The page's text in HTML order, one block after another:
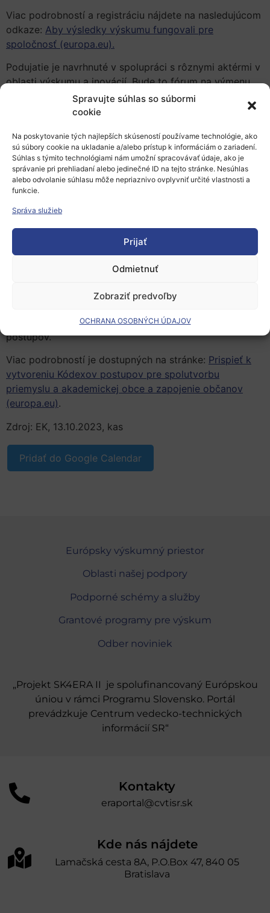
Spravujte súhlas so súbormi
cookie
Na poskytovanie tých najlepších skúseností používame technológie, ako
sú súbory cookie na ukladanie a/alebo prístup k informáciám o zariadení.
Súhlas s týmito technológiami nám umožní spracovávať údaje, ako je
správanie pri prehliadaní alebo jedinečné ID na tejto stránke. Nesúhlas
alebo odvolanie súhlasu môže nepriaznivo ovplyvniť určité vlastnosti a
funkcie.
Správa služieb
Prijať
Odmietnuť
Zobraziť predvoľby
OCHRANA OSOBNÝCH ÚDAJOV
Viac podrobností a registráciu nájdete na nasledujúcom
odkaze: Aby výsledky výskumu fungovali pre
spoločnosť (europa.eu).
Podujatie je navrhnuté v spolupráci s rôznymi aktérmi v
oblasti výskumu a inovácií. Bude to fórum na výmenu
nápadov, postupov a praktických postrehov o
faktoroch úspechu a výzvach týkajúcich sa valorizácie
normalizáciu CEN-CENELEC.
Podujatie je súčasťou kampane na zvyšovanie
povedomia o valorizácii vedomostí, ktorú
spoluorganizuje EK s členskými štátmi. Cieľom kampane
je zapojiť aktérov výskumu a inovácií, ktorí podporujú
zhodnocovania znalostí
a odporúčaní EK o
postupov pre správu duševné
postupov pre normalizáciu. Ďalej, pripravujú sa dva
a akademickej obce a zapojenia občanov. Všetky
prispeli a vyplnili prieskumy o návrhoch kódexov
postupov.
Viac podrobností je dostupných na stránke: Prispieť k
vytvoreniu Kódexov postupov pre spolutvorbu
priemyslu a akademickej obce a zapojenie občanov
(europa.eu).
Zdroj: EK, 13.10.2023, kas
Pridať do Google Calendar
Európsky výskumný priestor
Oblasti našej podpory
Podporné schémy a služby
Grantové programy pre výskum
Odber noviniek
„Projekt SK4ERA II je spolufinancovaný Európskou
úniou v rámci Programu Slovensko. Portál
prevádzkuje Centrum vedecko-technických
informácií SR“
Kontakty
eraportal@cvtisr.sk
Kde nás nájdete
Lamačská cesta 8A, P.O.Box 47, 840 05
Bratislava